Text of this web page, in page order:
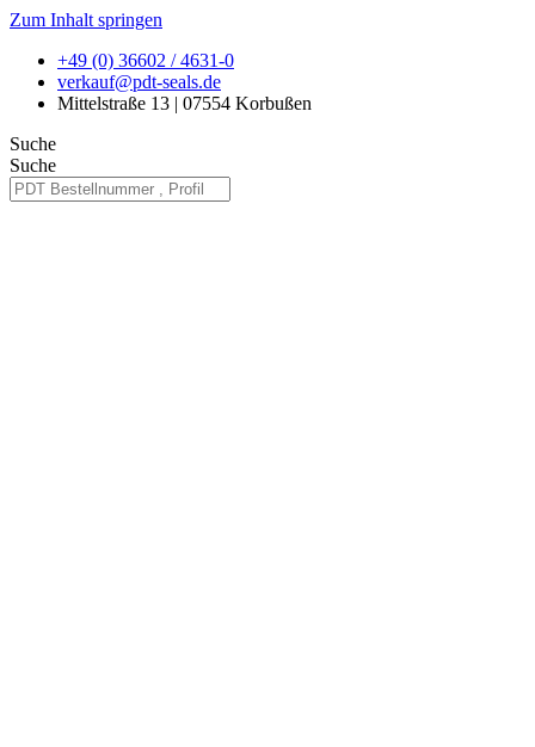
Zum Inhalt springen
+49 (0) 36602 / 4631-0
verkauf@pdt-seals.de
Mittelstraße 13 | 07554 Korbußen
Suche
Suche